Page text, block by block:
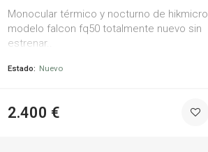
Monocular térmico y nocturno de hikmicro
modelo falcon fq50 totalmente nuevo sin
estrenar..
Estado: Nuevo
2.400 €